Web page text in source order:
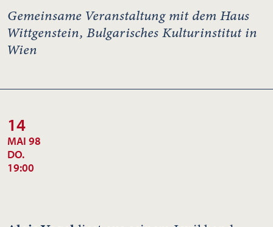
Gemeinsame Veranstaltung mit dem Haus
Wittgenstein, Bulgarisches Kulturinstitut in
Wien
14
MAI 98
DO.
19:00